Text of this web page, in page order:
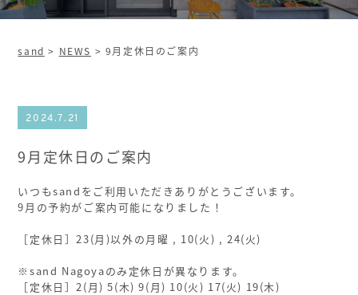
sand > NEWS > 9月定休日のご案内
2024.7.21
9月定休日のご案内
いつもsandをご利用いただきありがとうございます。
9月の予約がご案内可能になりました！
［定休日］23(月)以外の月曜 , 10(火) , 24(火)
※sand Nagoyaのみ定休日が異なります。
［定休日］2(月) 5(木) 9(月) 10(火) 17(火) 19(木)